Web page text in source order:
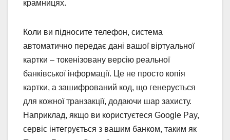
крамницях.
Коли ви підносите телефон, система
автоматично передає дані вашої віртуальної
картки – токенізовану версію реальної
банківської інформації. Це не просто копія
картки, а зашифрований код, що генерується
для кожної транзакції, додаючи шар захисту.
Наприклад, якщо ви користуєтеся Google Pay,
сервіс інтегрується з вашим банком, таким як